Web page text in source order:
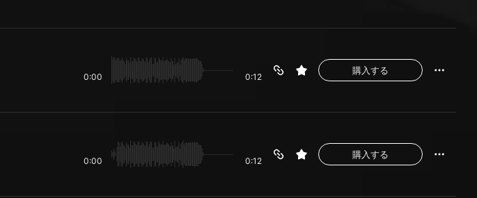
0:00 0:12
購入する
0:00 0:12
購入する